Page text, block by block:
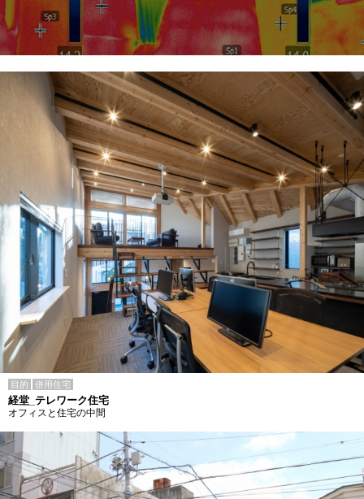
目的 併用住宅
経堂_テレワーク住宅
オフィスと住宅の中間